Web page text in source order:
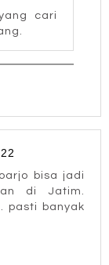
cari
bisa jadi
di Jatim.
pasti banyak